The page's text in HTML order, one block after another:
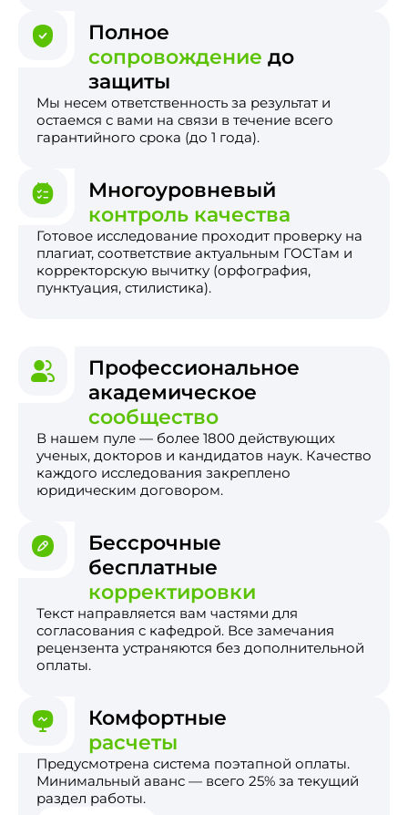
Полное
сопровождение до
защиты
Мы несем ответственность за результат и
остаемся с вами на связи в течение всего
гарантийного срока (до 1 года).
Многоуровневый
контроль качества
Готовое исследование проходит проверку на
плагиат, соответствие актуальным ГОСТам и
корректорскую вычитку (орфография,
пунктуация, стилистика).
Профессиональное
академическое
сообщество
В нашем пуле — более 1800 действующих
ученых, докторов и кандидатов наук. Качество
каждого исследования закреплено
юридическим договором.
Бессрочные
бесплатные
корректировки
Текст направляется вам частями для
согласования с кафедрой. Все замечания
рецензента устраняются без дополнительной
оплаты.
Комфортные
расчеты
Предусмотрена система поэтапной оплаты.
Минимальный аванс — всего 25% за текущий
раздел работы.